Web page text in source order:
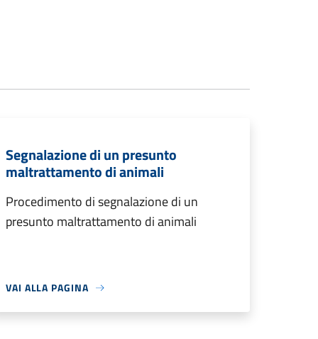
Segnalazione di un presunto
maltrattamento di animali
Procedimento di segnalazione di un
presunto maltrattamento di animali
VAI ALLA PAGINA